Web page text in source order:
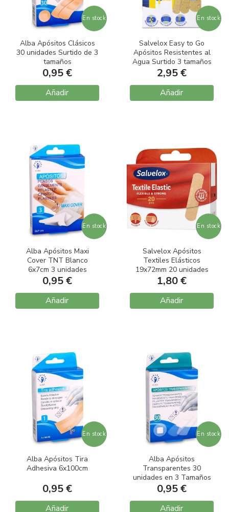
En stock
Alba Apósitos Clásicos
30 unidades Surtido de 3
tamaños
0,95 €
Añadir
En stock
Salvelox Easy to Go
Apósitos Resistentes al
Agua Surtido 3 tamaños
24 unidades
2,95 €
Añadir
En stock
Alba Apósitos Maxi
Cover TNT Blanco
6x7cm 3 unidades
0,95 €
Añadir
En stock
Salvelox Apósitos
Textiles Elásticos
19x72mm 20 unidades
1,80 €
Añadir
En stock
Alba Apósitos Tira
Adhesiva 6x100cm
0,95 €
Añadir
En stock
Alba Apósitos
Transparentes 30
unidades en 3 Tamaños
0,95 €
Añadir